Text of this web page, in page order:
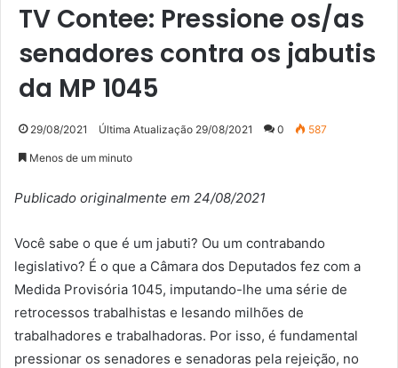
TV Contee: Pressione os/as
senadores contra os jabutis
da MP 1045
29/08/2021 Última Atualização 29/08/2021 0 587
Menos de um minuto
Publicado originalmente em 24/08/2021
Você sabe o que é um jabuti? Ou um contrabando
legislativo? É o que a Câmara dos Deputados fez com a
Medida Provisória 1045, imputando-lhe uma série de
retrocessos trabalhistas e lesando milhões de
trabalhadores e trabalhadoras. Por isso, é fundamental
pressionar os senadores e senadoras pela rejeição, no